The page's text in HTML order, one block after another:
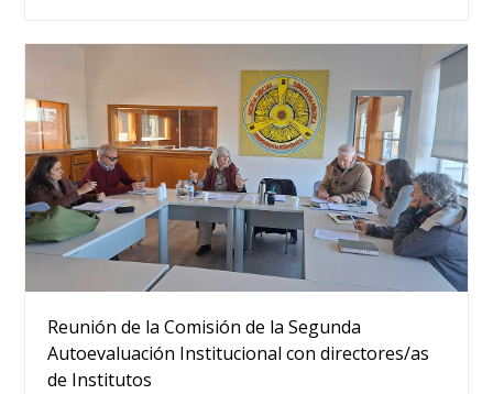
Reunión de la Comisión de la Segunda
Autoevaluación Institucional con directores/as
de Institutos